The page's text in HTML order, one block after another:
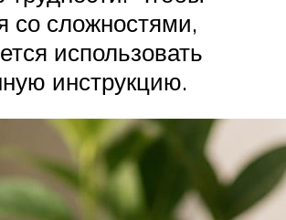
со сложностями,
использовать
инструкцию.